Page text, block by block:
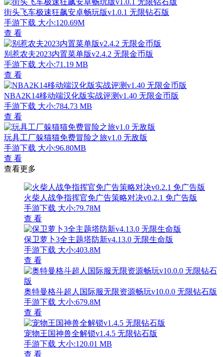
街头飞车极速狂飙安卓畅玩版v1.0.1 无限钻石版
手游下载 大小:120.69M
查 看
别惹农夫2023内置菜单版v2.4.2 无限金币版
手游下载 大小:71.19 MB
查 看
NBA2K14移动端汉化版实战评测v1.40 无限金币版
手游下载 大小:784.73 MB
查 看
玩具工厂躲猫猫免费冒险之旅v1.0 无敌版
手游下载 大小:96.80MB
查 看
查看更多
火柴人战争指挥官免广告策略对决v0.2.1 免广告版
手游下载 大小:79.78M
查 看
保卫萝卜3全主题塔防新v4.13.0 无限生命版
手游下载 大小:403.8M
查 看
奥特曼格斗超人国际服无限资源畅玩v10.0.0 无限钻石版
手游下载 大小:679.8M
查 看
宠物王国神兽全解锁v1.4.5 无限钻石版
手游下载 大小:120.01 MB
查 看